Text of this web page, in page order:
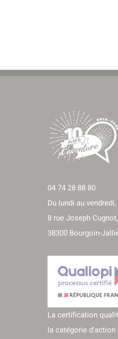
04 74 28 88 80
Du lundi au
8 rue Joseph Cugnot,
38300 Bourgoin-
La certification
la catégorie d'action